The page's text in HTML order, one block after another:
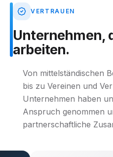
VERTRAUEN
Unternehmen,
arbeiten.
Von mittelständischen
bis zu Vereinen und
Unternehmen haben
Anspruch genommen
partnerschaftliche